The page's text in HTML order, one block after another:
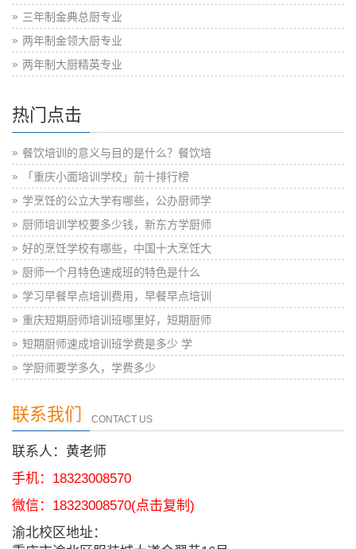
三年制金典总厨专业
两年制金领大厨专业
两年制大厨精英专业
热门点击
餐饮培训的意义与目的是什么？餐饮培
「重庆小面培训学校」前十排行榜
学烹饪的公立大学有哪些，公办厨师学
厨师培训学校要多少钱，新东方学厨师
好的烹饪学校有哪些，中国十大烹饪大
厨师一个月特色速成班的特色是什么
学习早餐早点培训费用，早餐早点培训
重庆短期厨师培训班哪里好，短期厨师
短期厨师速成培训班学费是多少 学
学厨师要学多久，学费多少
联系我们 CONTACT US
联系人：黄老师
手机：18323008570
微信： 18323008570(点击复制)
渝北校区地址：